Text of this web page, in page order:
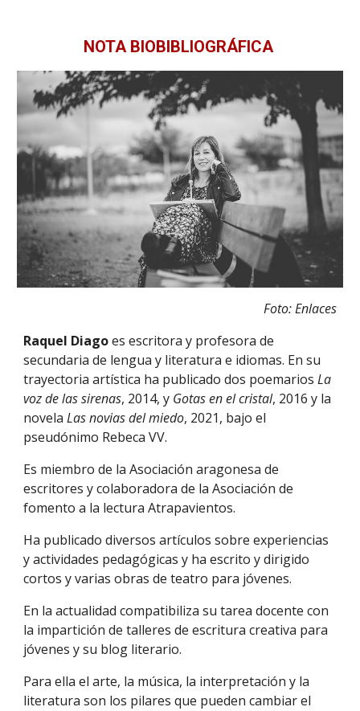
NOTA BIOBIBLIOGRÁFICA
Foto: Enlaces
Raquel Diagoes escritora y profesora de
secundaria de lengua y literatura e idiomas. En su
trayectoria artística ha publicado dos poemariosLa
voz de las sirenas, 2014, y Gotas en el cristal, 2016 y la
novela Las novias del miedo, 2021, bajo el
pseudónimo Rebeca VV.
Es miembro de la Asociación aragonesa de
escritores y colaboradora de la Asociación de
fomento a la lectura Atrapavientos.
Ha publicado diversos artículos sobre experiencias
y actividades pedagógicas y ha escrito y dirigido
cortos y varias obras de teatro para jóvenes.
En la actualidad compatibiliza su tarea docente con
la impartición de talleres de escritura creativa para
jóvenes y su blog literario.
Para ella el arte, la música, la interpretación y la
literatura son los pilares que pueden cambiar el